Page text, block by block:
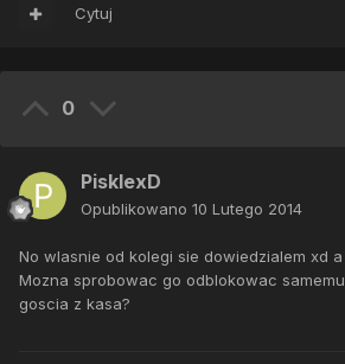
Cytuj
0
PisklexD
Opublikowano 10 Lutego 2014
No wlasnie od kolegi sie dowiedzialem xd
Mozna sprobowac go odblokowac
goscia z kasa?